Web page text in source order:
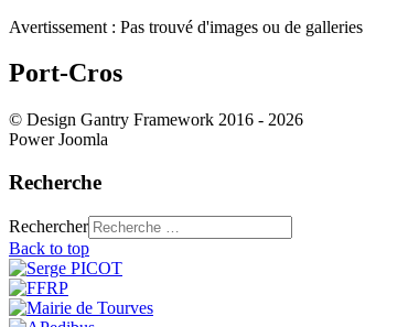
Avertissement : Pas trouvé d'images ou de galleries
Port-Cros
© Design Gantry Framework 2016 - 2026
Power Joomla
Recherche
Rechercher
Back to top